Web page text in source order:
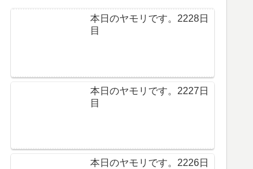
本日のヤモリです。2228日
目
本日のヤモリです。2227日
目
本日のヤモリです。2226日